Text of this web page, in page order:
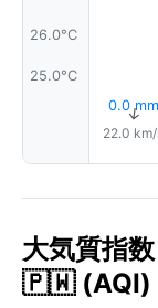
26.0°C
25.0°C
0.0 mm
↑
22.0
大気質指
🇵🇼 (AQI)